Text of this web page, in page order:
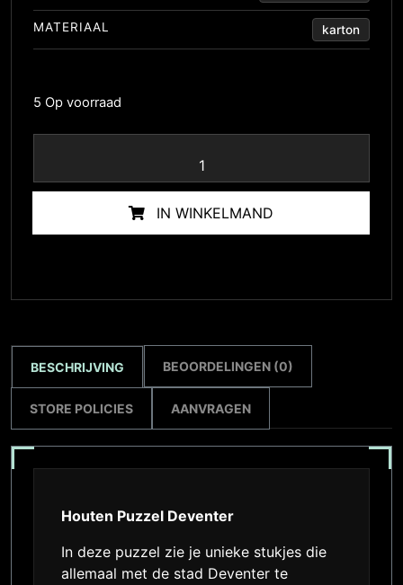
MATERIAAL karton
5 Op voorraad
IN WINKELMAND
BESCHRIJVING BEOORDELINGEN (0)
STORE POLICIES AANVRAGEN
Houten Puzzel Deventer
In deze puzzel zie je unieke stukjes die
allemaal met de stad Deventer te